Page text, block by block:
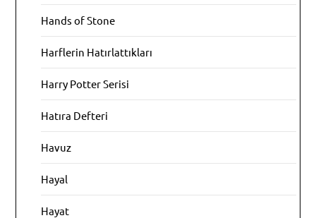
Hands of Stone
Harflerin Hatırlattıkları
Harry Potter Serisi
Hatıra Defteri
Havuz
Hayal
Hayat